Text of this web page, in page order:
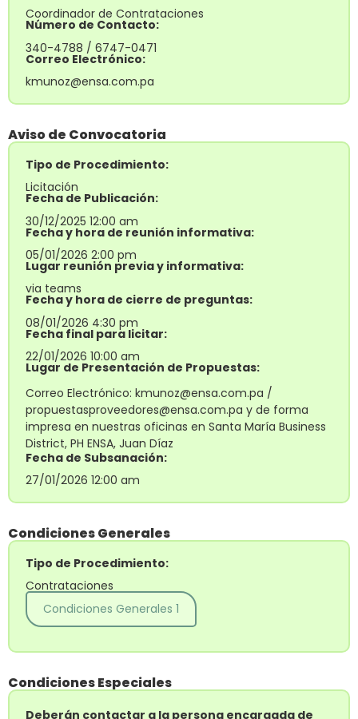
Coordinador de Contrataciones
Número de Contacto:
340-4788 / 6747-0471
Correo Electrónico:
kmunoz@ensa.com.pa
Aviso de Convocatoria
Tipo de Procedimiento:
Licitación
Fecha de Publicación:
30/12/2025 12:00 am
Fecha y hora de reunión informativa:
05/01/2026 2:00 pm
Lugar reunión previa y informativa:
via teams
Fecha y hora de cierre de preguntas:
08/01/2026 4:30 pm
Fecha final para licitar:
22/01/2026 10:00 am
Lugar de Presentación de Propuestas:
Correo Electrónico: kmunoz@ensa.com.pa /
propuestasproveedores@ensa.com.pa y de forma
impresa en nuestras oficinas en Santa María Business
District, PH ENSA, Juan Díaz
Fecha de Subsanación:
27/01/2026 12:00 am
Condiciones Generales
Tipo de Procedimiento:
Contrataciones
Condiciones Generales 1
Condiciones Especiales
Deberán contactar a la persona encargada de